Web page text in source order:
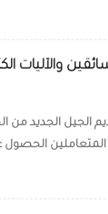
والآليات
الجيل الجديد من
أصبح بإمكان